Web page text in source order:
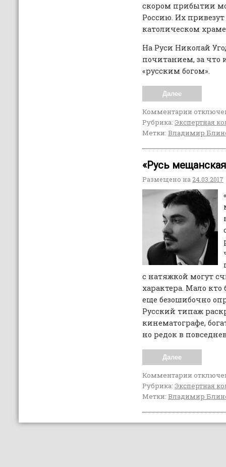
скором прибытии
Россию. Их
католическом
На Руси Николай
почитанием, за что
«русским богом».
Далее
Комментарии
Рубрика: Экспертная
Метки: Владимир
«Русь
Размещено на 24.03.2017
с натяжкой могут
характера. Мало кто
еще безошибочно
Русский типаж
кинематографе,
но редок в
Далее
Комментарии
Рубрика: Экспертная
Метки: Владимир